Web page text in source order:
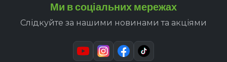
Ми в соціальних мережах
Слідкуйте за нашими новинами та акціями